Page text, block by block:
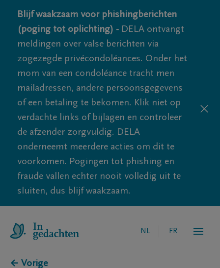
Blijf waakzaam voor phishingberichten
(poging tot oplichting) - DELA ontvangt
meldingen over valse berichten via
zogezegde privécondoléances. Onder het
mom van een condoléance tracht men
mailadressen, andere persoonsgegevens
of een betaling te bekomen. Klik niet op
verdachte links of bijlagen en controleer
de afzender zorgvuldig. DELA
onderneemt meerdere acties om dit te
voorkomen. Pogingen tot phishing en
fraude vallen echter nooit volledig uit te
sluiten, dus blijf waakzaam.
NL FR
← Vorige